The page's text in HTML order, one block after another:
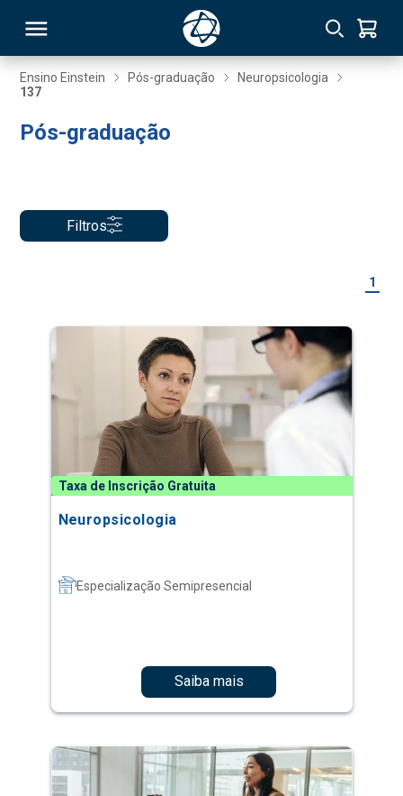
Ensino Einstein Pós-graduação
Neuropsicologia
137
Pós-graduação
Filtros
1
Taxa de Inscrição Gratuita
Neuropsicologia
Especialização Semipresencial
Saiba mais